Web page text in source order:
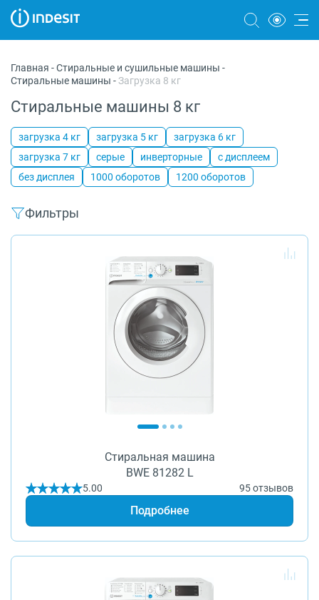
Морозильные камеры
Стиральные и сушильные машины
Посудомоечные машины
Плиты
Вытяжки
Главная -Стиральные и сушильные машины -
Стиральные машины -Загрузка 8 кг
Стиральные машины 8 кг
загрузка 4 кг загрузка 5 кг
загрузка 6 кг
загрузка 7 кг
серые инверторные
с дисплеем
без дисплея
1000 оборотов 1200 оборотов
Фильтры
Стиральная машина
BWE 81282 L
5.00 95 отзывов
Подробнее